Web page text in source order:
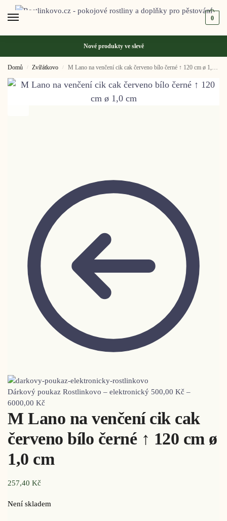
0
Nové produkty ve slevě
Domů / Zvířátkovo / M Lano na venčení cik cak červeno bílo černé ↑ 120 cm ø 1,0 cm
Dárkový poukaz Rostlinkovo – elektronický 500,00 Kč –
6000,00 Kč
M Lano na venčení cik cak
červeno bílo černé ↑ 120 cm ø
1,0 cm
257,40 Kč
Není skladem